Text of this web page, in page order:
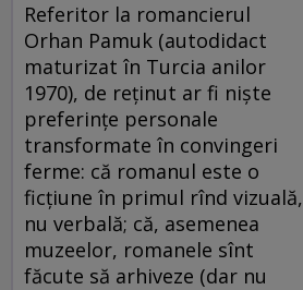
Referitor la romancierul
Orhan Pamuk (autodidact
maturizat în Turcia anilor
1970), de reţinut ar fi nişte
preferinţe personale
transformate în convingeri
ferme: că romanul este o
ficţiune în primul rînd vizuală,
nu verbală; că, asemenea
muzeelor, romanele sînt
făcute să arhiveze (dar nu